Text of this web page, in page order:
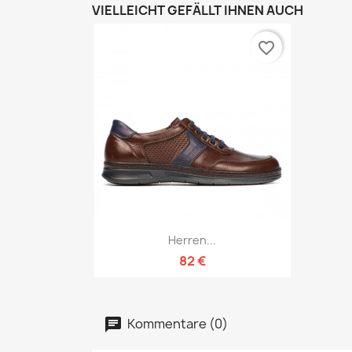
VIELLEICHT GEFÄLLT IHNEN AUCH
Vorschau
Herren...
82 €
favorite_border
Kommentare (0)